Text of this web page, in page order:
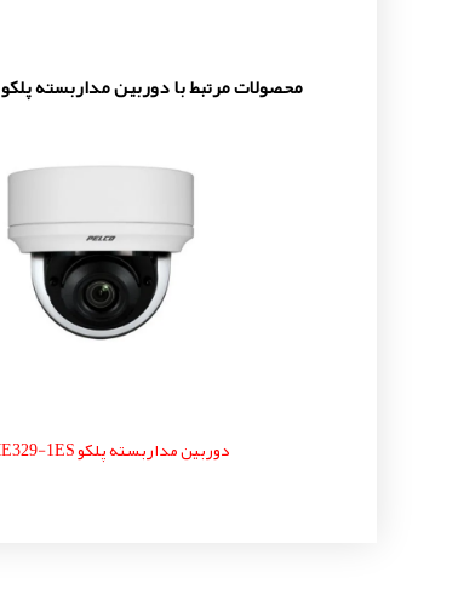
محصولات مرتبط با دوربین مداربسته پلکو EVO-12-NCD
دوربین مداربسته پلکو IME329-1ES